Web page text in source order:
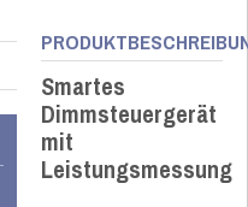
Smartes
Dimmsteuergerät
mit
Leistungsmessung